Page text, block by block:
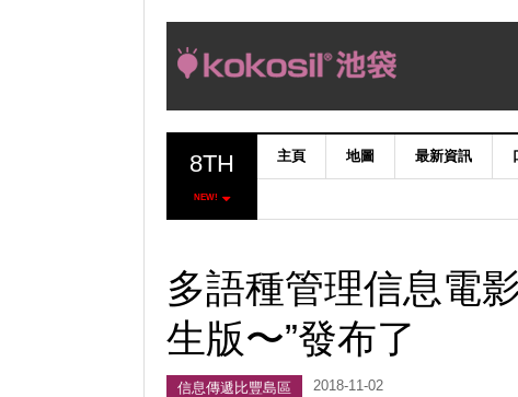
8TH
NEW!
主頁 地圖 最新資訊
多語種管理信息電
生版〜”發布了
信息傳遞比豐島區 2018-11-02